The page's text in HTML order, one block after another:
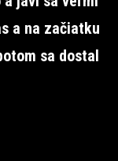
a na začiatku
sa dostal